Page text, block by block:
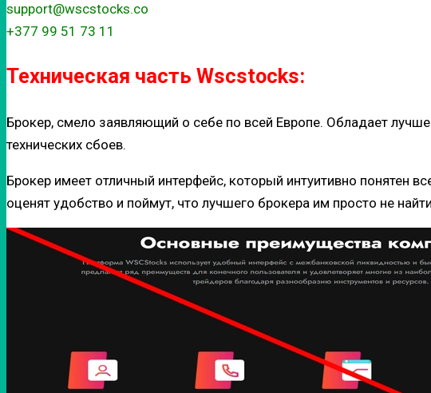
support@wscstocks.co
+377 99 51 73 11
Техническая часть Wscstocks:
Брокер, смело заявляющий о себе по всей Европе. Обладает
технических сбоев.
Брокер имеет отличный интерфейс, который интуитивно понятен
оценят удобство и поймут, что лучшего брокера им просто не